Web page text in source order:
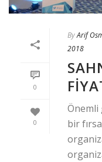
0
0
ByArif
2018
Önemli
bir